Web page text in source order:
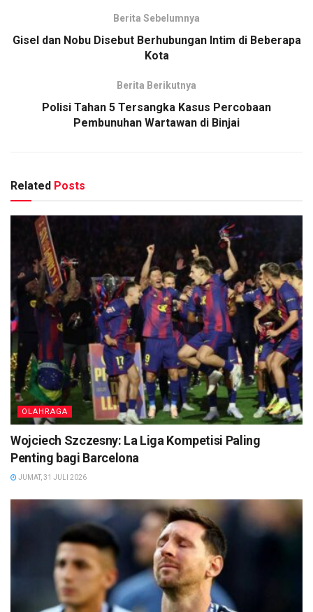
Berita Sebelumnya
Gisel dan Nobu Disebut Berhubungan Intim di Beberapa
Kota
Berita Berikutnya
Polisi Tahan 5 Tersangka Kasus Percobaan
Pembunuhan Wartawan di Binjai
Related Posts
OLAHRAGA
Wojciech Szczesny: La Liga Kompetisi Paling
Penting bagi Barcelona
JUMAT, 31 JULI 2026